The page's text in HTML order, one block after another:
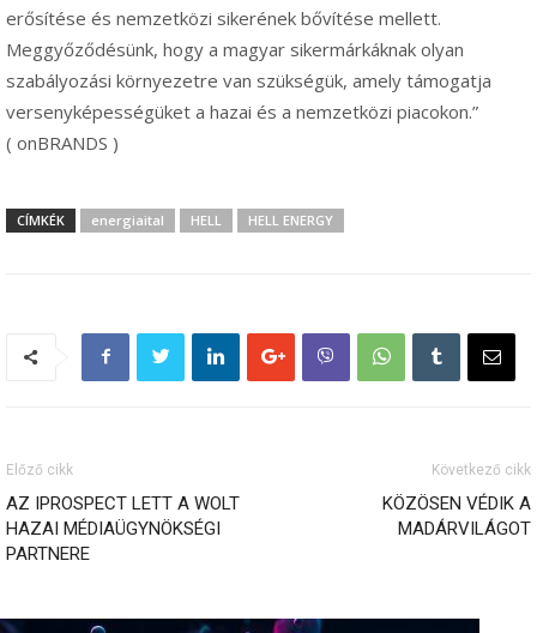
erősítése és nemzetközi sikerének bővítése mellett.
Meggyőződésünk, hogy a magyar sikermárkáknak olyan
szabályozási környezetre van szükségük, amely támogatja
versenyképességüket a hazai és a nemzetközi piacokon.”
( onBRANDS )
CÍMKÉK energiaital HELL HELL ENERGY
Előző cikk
AZ IPROSPECT LETT A WOLT
HAZAI MÉDIAÜGYNÖKSÉGI
PARTNERE
Következő cikk
KÖZÖSEN VÉDIK A
MADÁRVILÁGOT